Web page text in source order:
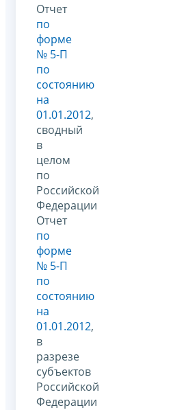
Отчет
по
форме
№ 5-П
по
состоянию
на
01.01.2012,
сводный
в
целом
по
Российской
Федерации
Отчет
по
форме
№ 5-П
по
состоянию
на
01.01.2012,
в
разрезе
субъектов
Российской
Федерации